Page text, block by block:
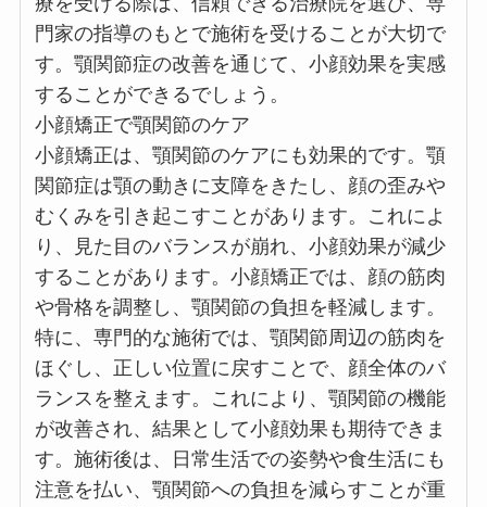
門家の指導のもとで施術を受けることが大切で
す。顎関節症の改善を通じて、小顔効果を実感
することができるでしょう。
小顔矯正で顎関節のケア
小顔矯正は、顎関節のケアにも効果的です。顎
関節症は顎の動きに支障をきたし、顔の歪みや
むくみを引き起こすことがあります。これによ
り、見た目のバランスが崩れ、小顔効果が減少
することがあります。小顔矯正では、顔の筋肉
や骨格を調整し、顎関節の負担を軽減します。
特に、専門的な施術では、顎関節周辺の筋肉を
ほぐし、正しい位置に戻すことで、顔全体のバ
ランスを整えます。これにより、顎関節の機能
が改善され、結果として小顔効果も期待できま
す。施術後は、日常生活での姿勢や食生活にも
注意を払い、顎関節への負担を減らすことが重